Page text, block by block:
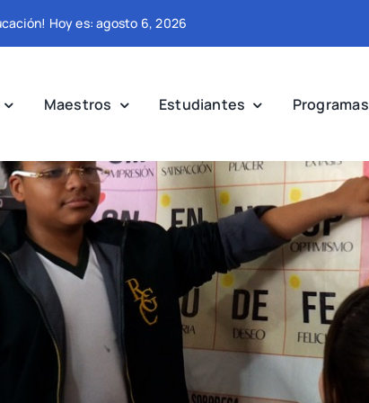
Hoy es: agosto 6, 2026
Maestros Estudiantes Programas